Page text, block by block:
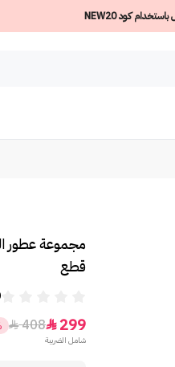
قطع
299

408

شامل الضريبة